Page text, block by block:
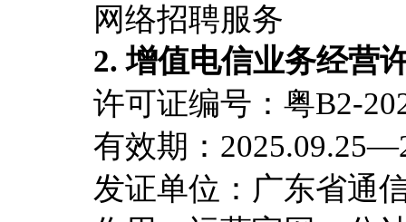
网络招聘服务
2. 增值电信业务经营
许可证编号：粤B2-
有效期：
发证单位：广东省通